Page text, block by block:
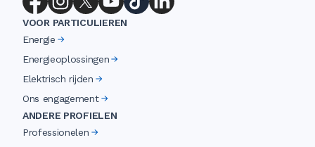
VOOR PARTICULIEREN
Energie
Energieoplossingen
Elektrisch rijden
Ons engagement
ANDERE PROFIELEN
Professionelen